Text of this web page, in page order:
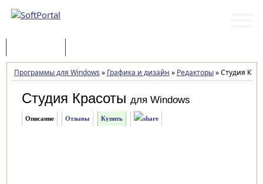
Программы для Windows » Графика и дизайн » Редакторы»Студия
Студия Красоты для Windows
Описание Отзывы Купить